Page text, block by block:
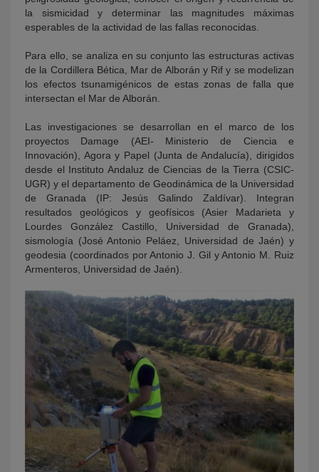
la sismicidad y determinar las magnitudes máximas
esperables de la actividad de las fallas reconocidas.
Para ello, se analiza en su conjunto las estructuras activas
de la Cordillera Bética, Mar de Alborán y Rif y se modelizan
los efectos tsunamigénicos de estas zonas de falla que
intersectan el Mar de Alborán.
Las investigaciones se desarrollan en el marco de los
proyectos Damage (AEI- Ministerio de Ciencia e
Innovación), Agora y Papel (Junta de Andalucía), dirigidos
desde el Instituto Andaluz de Ciencias de la Tierra (CSIC-
UGR) y el departamento de Geodinámica de la Universidad
de Granada (IP: Jesús Galindo Zaldívar). Integran
resultados geológicos y geofísicos (Asier Madarieta y
Lourdes González Castillo, Universidad de Granada),
sismología (José Antonio Peláez, Universidad de Jaén) y
geodesia (coordinados por Antonio J. Gil y Antonio M. Ruiz
Armenteros, Universidad de Jaén).